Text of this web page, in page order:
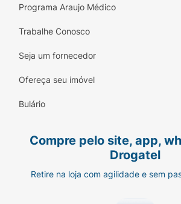
Programa Araujo Médico
Trabalhe Conosco
Seja um fornecedor
Ofereça seu imóvel
Bulário
Compre pelo site, app,
Drogatel
Retire na loja com agilidade e sem